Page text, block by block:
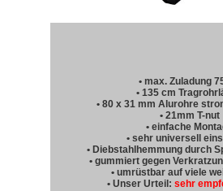
• max. Zuladung
• 135 cm
• 80 x 31 mm Alurohre
• 21mm T-nut
• einfache
• sehr universell
• Diebstahlhemmung durch
• gummiert gegen
• umrüstbar auf viele
• Unser Urteil: sehr